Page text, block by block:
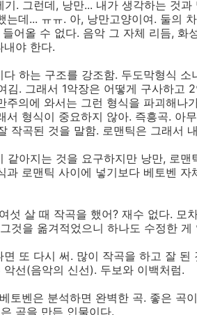
기. 그런데, 낭만... 내가 생각하는 것
는데... ㅠㅠ. 아, 낭만고양이여. 둘의
어올 수 없다. 음악 그 자체 리듬, 화
내야 한다.
하는 구조를 강조함. 두도막형식 소
김. 그래서 1악장은 어떻게 구사하고
주의에 와서는 그런 형식을 파괴해나
서 형식이 중요하지 않아. 즉흥곡. 아
작곡된 것을 말함. 로맨틱은 그래서
같아지는 것을 요구하지만 낭만, 로
과 로맨틱 사이에 넣기보다 베토벤 자
섯 살 때 작곡을 했어? 재수 없다. 모
것을 옮겨적었으니 하나도 수정한 게
또 다시 써. 많이 작곡을 하고 잘 된
선(음악의 신선). 두보와 이백처럼.
토벤은 분석하면 완벽한 곡. 좋은 곡
곡을 만든 인물이다.